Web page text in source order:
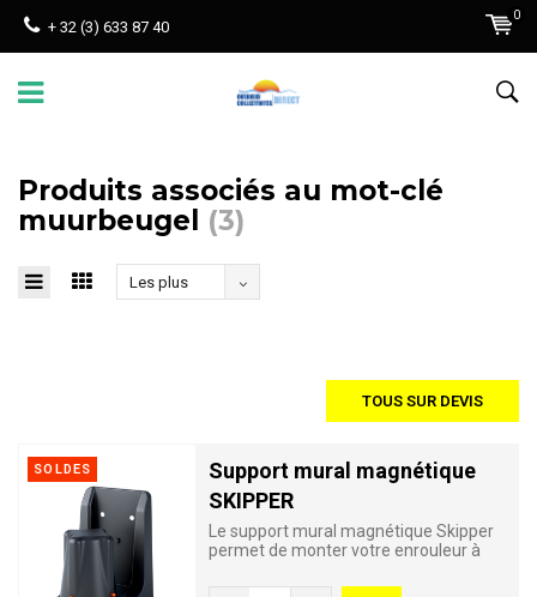
+ 32 (3) 633 87 40
0
Produits associés au mot-clé
muurbeugel (3)
Les plus
TOUS SUR DEVIS
SOLDES
Support mural magnétique
SKIPPER
Le support mural magnétique Skipper
permet de monter votre enrouleur à